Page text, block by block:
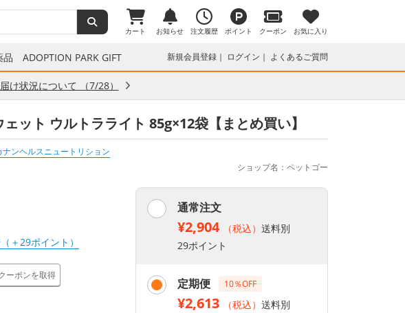
カート お知らせ 注文履歴 ポイント クーポン お気に入り
品 ADOPTION PARK GIFT 新規会員登録 ログイン よくあるご質問
け状況について （7/28）
ット ウルトラライト 85g×12袋【まとめ買い】
ナンヘルスニュートリション
ショップ名：ペットゴー
＋29ポイント）
ーポンを取得
通常注文
¥2,904 （税込） 送料別
29ポイント
定期便 10％OFF
¥2,613 （税込） 送料別